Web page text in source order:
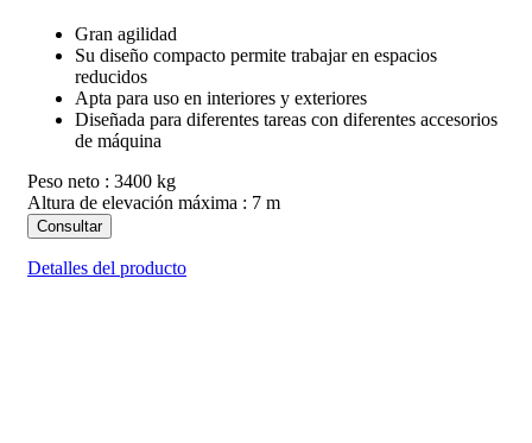
Gran agilidad
Su diseño compacto permite trabajar en espacios
reducidos
Apta para uso en interiores y exteriores
Diseñada para diferentes tareas con diferentes accesorios
de máquina
Peso neto : 3400 kg
Altura de elevación máxima : 7 m
Consultar
Detalles del producto